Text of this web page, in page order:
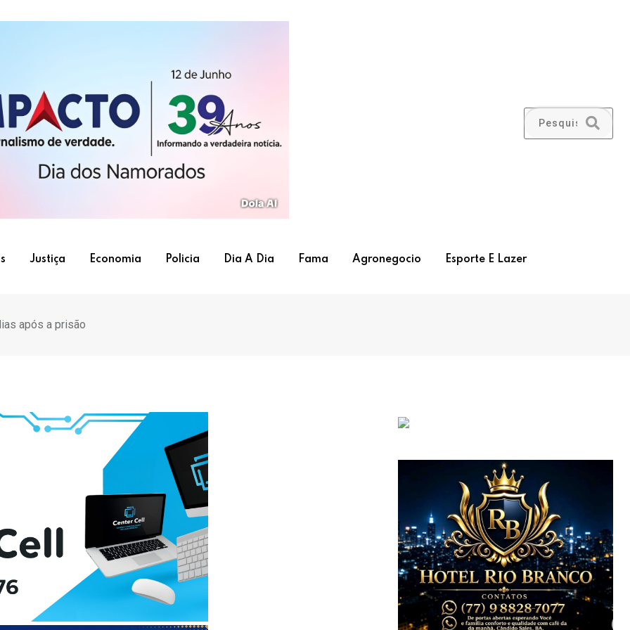
Justiça Economia Policia Dia A Dia Fama Agronegocio Esporte E Lazer
após a prisão